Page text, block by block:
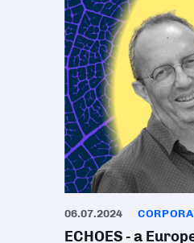
06.07.2024
ECHOES - a